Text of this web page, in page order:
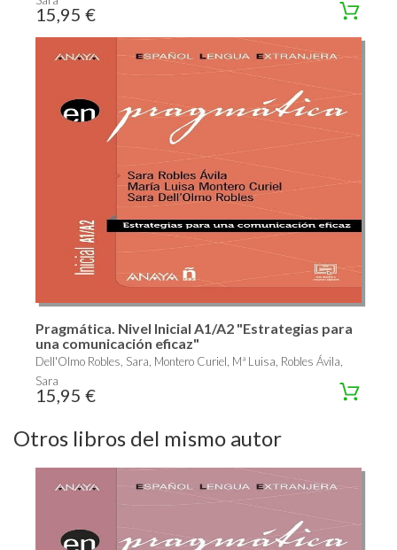
15,95 €
Pragmática. Nivel Inicial A1/A2 "Estrategias para
una comunicación eficaz"
Dell'Olmo Robles, Sara, Montero Curiel, Mª Luisa, Robles Ávila,
Sara
15,95 €
Otros libros del mismo autor